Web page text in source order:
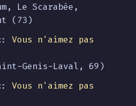
Le Scarabée,
(73)
Vous n'aimez pas
Genis-Laval, 69)
Vous n'aimez pas